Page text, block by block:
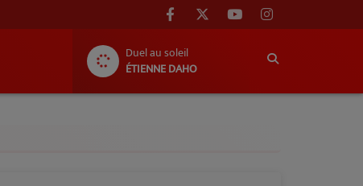
Duel au soleil
ÉTIENNE DAHO